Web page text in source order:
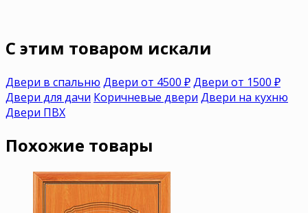
C этим товаром искали
Двери в спальню Двери от 4500 ₽Двери от 1500 ₽
Двери для дачи Коричневые двери Двери на кухню
Двери ПВХ
Похожие товары